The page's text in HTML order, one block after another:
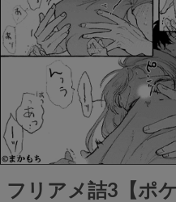
フリアメ詰3【ポ